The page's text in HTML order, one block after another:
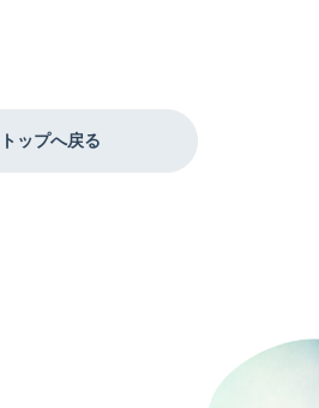
トップへ戻る